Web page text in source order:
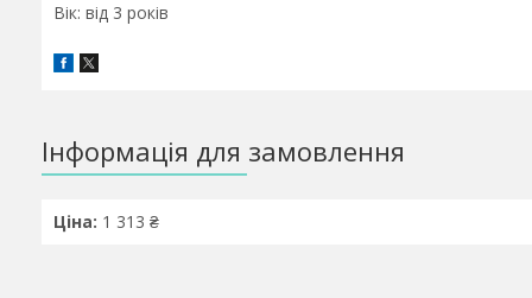
Вік: від 3 років
Інформація для замовлення
Ціна: 1 313 ₴